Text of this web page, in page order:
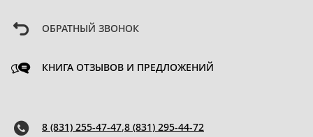
ОБРАТНЫЙ ЗВОНОК
КНИГА ОТЗЫВОВ И ПРЕДЛОЖЕНИЙ
8 (831) 255-47-47,8 (831) 295-44-72